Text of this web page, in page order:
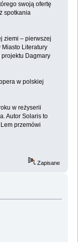
swoją ofertę
spotkania
ziemi – pierwszej
Literatury
projektu Dagmary
w polskiej
w reżyserii
Autor Solaris to
przemówi
Zapisane